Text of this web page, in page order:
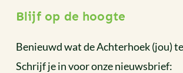
Blijf op de hoogte
Benieuwd wat de Achterhoek (jou)
Schrijf je in voor onze nieuwsbrief: